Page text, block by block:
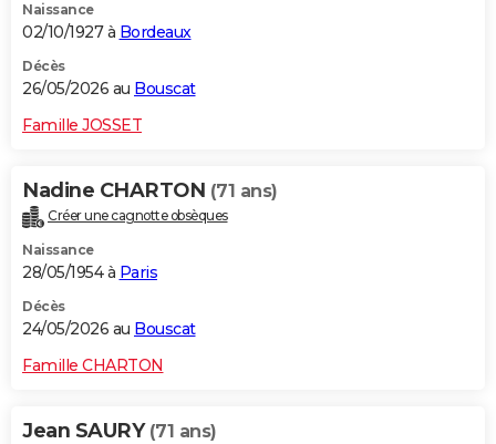
Naissance
02/10/1927 à Bordeaux
Décès
26/05/2026 au Bouscat
Famille JOSSET
Nadine CHARTON (71 ans)
Créer une cagnotte obsèques
Naissance
28/05/1954 à Paris
Décès
24/05/2026 au Bouscat
Famille CHARTON
Jean SAURY (71 ans)